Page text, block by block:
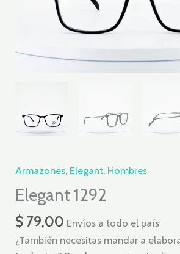
Armazones, Elegant, Hombres
Elegant 1292
$ 79,00 Envíos a todo el país
¿También necesitas mandar a